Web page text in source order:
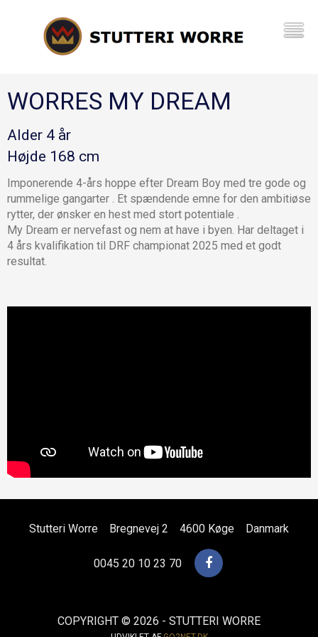
WORRES MY DREAM
Alder 4 år
Højde 168 cm
Imponerende 4-års hoppe efter Dream Boy med tre gode og
rummelige gangarter . Et spændende emne for den ambitiøse
rytter, der ønsker en hest med stort potentiale .
My Dream er nervefast og nem at have i byen. Har deltaget i
4 års kvalifikation til DRF championat 2025 med et godt
resultat.
Stutteri Worre Bregnevej 2 4600 Køge Danmark
0045 20 10 23 70
COPYRIGHT © 2026 - STUTTERI WORRE